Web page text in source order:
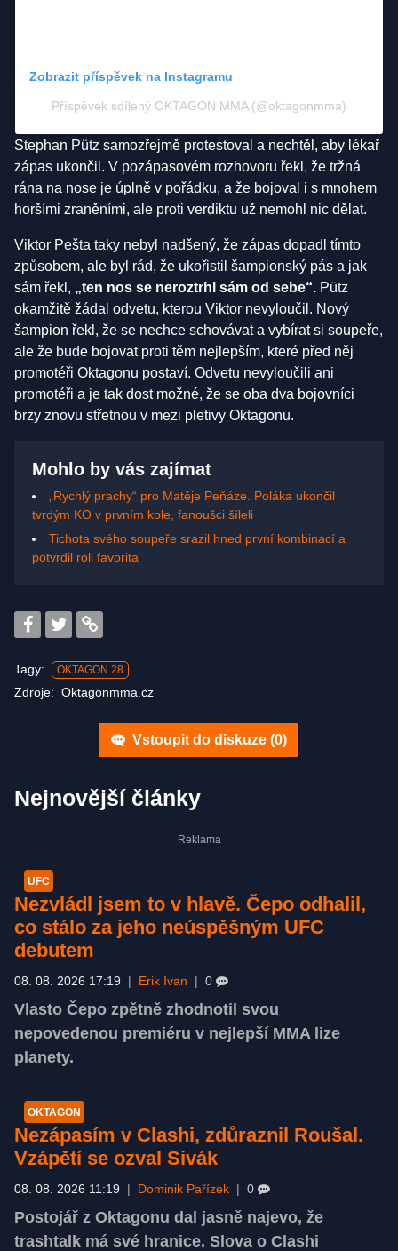
Zobrazit příspěvek na Instagramu
Příspěvek sdílený OKTAGON MMA (@oktagonmma)
Stephan Pütz samozřejmě protestoval a nechtěl, aby lékař
zápas ukončil. V pozápasovém rozhovoru řekl, že tržná
rána na nose je úplně v pořádku, a že bojoval i s mnohem
horšími zraněními, ale proti verdiktu už nemohl nic dělat.
Viktor Pešta taky nebyl nadšený, že zápas dopadl tímto
způsobem, ale byl rád, že ukořistil šampionský pás a jak
sám řekl, „ten nos se neroztrhl sám od sebe“. Pütz
okamžitě žádal odvetu, kterou Viktor nevyloučil. Nový
šampion řekl, že se nechce schovávat a vybírat si soupeře,
ale že bude bojovat proti těm nejlepším, které před něj
promotéři Oktagonu postaví. Odvetu nevyloučili ani
promotéři a je tak dost možné, že se oba dva bojovníci
brzy znovu střetnou v mezi pletivy Oktagonu.
Mohlo by vás zajímat
„Rychlý prachy“ pro Matěje Peňáze. Poláka ukončil
tvrdým KO v prvním kole, fanoušci šíleli
Tichota svého soupeře srazil hned první kombinací a
potvrdil roli favorita
Tagy: OKTAGON 28
Zdroje: Oktagonmma.cz
Vstoupit do diskuze (0)
Nejnovější články
UFC
Nezvládl jsem to v hlavě. Čepo odhalil,
co stálo za jeho neúspěšným UFC
debutem
08. 08. 2026 17:19 | Erik Ivan | 0
Vlasto Čepo zpětně zhodnotil svou
nepovedenou premiéru v nejlepší MMA lize
planety.
OKTAGON
Nezápasím v Clashi, zdůraznil Roušal.
Vzápětí se ozval Sivák
08. 08. 2026 11:19 | Dominik Pařízek | 0
Postojář z Oktagonu dal jasně najevo, že
trashtalk má své hranice. Slova o Clashi